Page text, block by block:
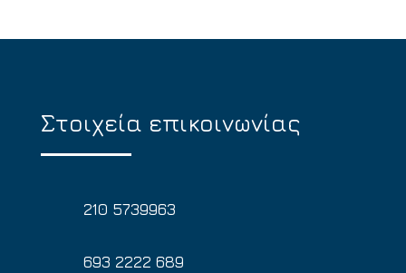
Στοιχεία επικοινωνίας
210 5739963
693 2222 689